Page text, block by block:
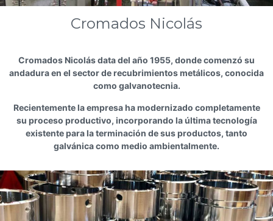
Cromados Nicolás
Cromados Nicolás data del año 1955, donde comenzó su
andadura en el sector de recubrimientos metálicos, conocida
como galvanotecnia.
Recientemente la empresa ha modernizado completamente
su proceso productivo, incorporando la última tecnología
existente para la terminación de sus productos, tanto
galvánica como medio ambientalmente.